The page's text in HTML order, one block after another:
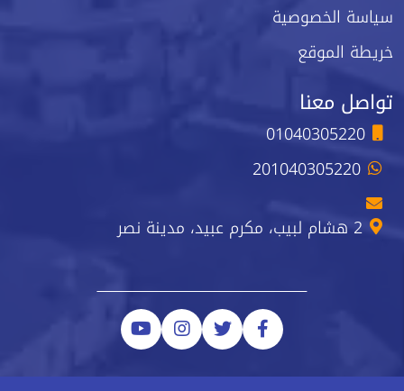
سياسة الخصوصية
خريطة الموقع
تواصل معنا
01040305220
201040305220
2 هشام لبيب، مكرم عبيد، مدينة نصر